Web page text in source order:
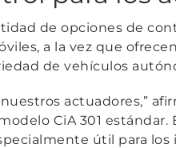
de opciones de
a la vez que
de vehículos
actuadores,”
CiA 301
útil para